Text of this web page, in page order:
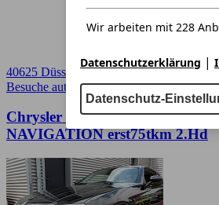
Wir arbeiten mit 228
Datenschutzerklärung |
Datenschutz-
40625 Düsseldorf
Besuche autoscout24.de➚
Chrysler Crossfire
NAVIGATION erst75tkm 2.Hd